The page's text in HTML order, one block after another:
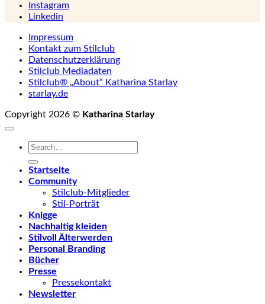
Instagram
Linkedin
Impressum
Kontakt zum Stilclub
Datenschutzerklärung
Stilclub Mediadaten
Stilclub® „About“ Katharina Starlay
starlay.de
Copyright 2026 © Katharina Starlay
Startseite
Community
Stilclub-Mitglieder
Stil-Porträt
Knigge
Nachhaltig kleiden
Stilvoll Älterwerden
Personal Branding
Bücher
Presse
Pressekontakt
Newsletter